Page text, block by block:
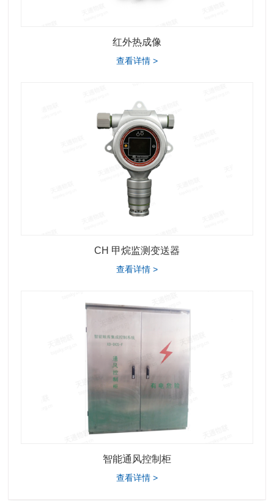
红外热成像
查看详情 >
CH 甲烷监测变送器
查看详情 >
智能通风控制柜
查看详情 >